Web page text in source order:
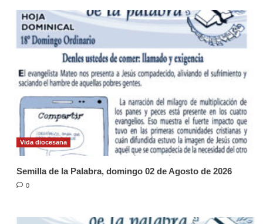
Vida diocesana
Semilla de la Palabra, domingo 02 de Agosto de 2026
0